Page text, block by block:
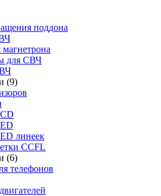
поддона
для СВЧ
(9)
линеек
CCFL
(6)
телефонов